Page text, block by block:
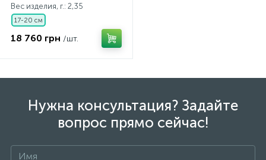
Вес изделия, г.: 2,35
17-20 см
18 760 грн /шт.
Нужна консультация? Задайте
вопрос прямо сейчас!